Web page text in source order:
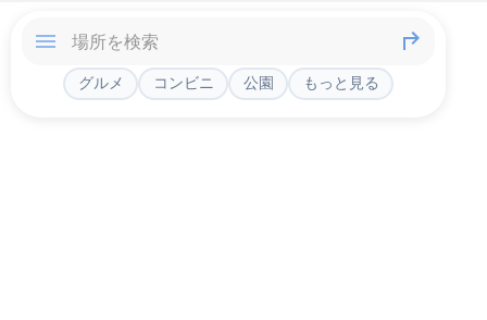
グルメ コンビニ 公園 もっと見る